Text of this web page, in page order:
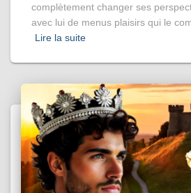
complètement changer ses
avec lui de menus plaisirs qui le
Lire la suite